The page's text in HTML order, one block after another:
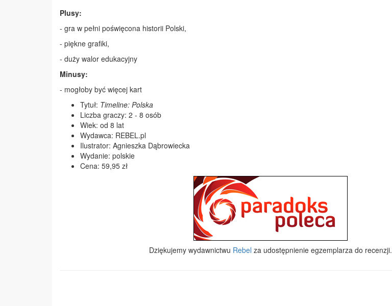
Plusy:
- gra w pełni poświęcona historii Polski,
- piękne grafiki,
- duży walor edukacyjny
Minusy:
- mogłoby być więcej kart
Tytuł: Timeline: Polska
Liczba graczy: 2 - 8 osób
Wiek: od 8 lat
Wydawca: REBEL.pl
Ilustrator: Agnieszka Dąbrowiecka
Wydanie: polskie
Cena: 59,95 zł
Dziękujemy wydawnictwu Rebel za udostępnienie egzemplarza do recenzji.